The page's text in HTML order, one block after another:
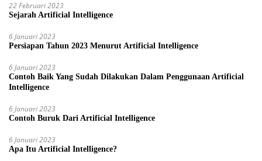
22 Februari 2023
Sejarah Artificial Intelligence
6 Januari 2023
Persiapan Tahun 2023 Menurut Artificial Intelligence
6 Januari 2023
Contoh Baik Yang Sudah Dilakukan Dalam Penggunaan Artificial
Intelligence
6 Januari 2023
Contoh Buruk Dari Artificial Intelligence
6 Januari 2023
Apa Itu Artificial Intelligence?